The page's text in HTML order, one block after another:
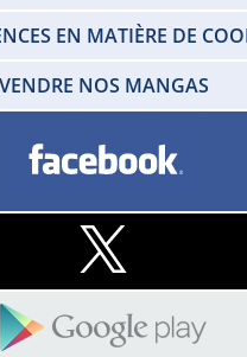
EN MATIÈRE DE
VENDRE NOS MANGAS